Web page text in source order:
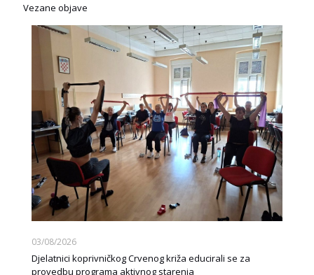
Vezane objave
03/08/2026
Djelatnici koprivničkog Crvenog križa educirali se za
provedbu programa aktivnog starenja